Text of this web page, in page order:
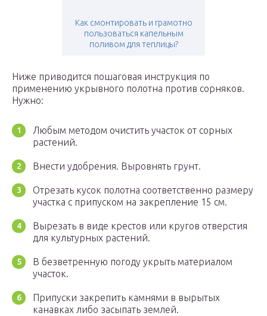
Как смонтировать и грамотно
пользоваться капельным
поливом для теплицы?
Ниже приводится пошаговая инструкция по
применению укрывного полотна против сорняков.
Нужно:
Любым методом очистить участок от сорных
растений.
Внести удобрения. Выровнять грунт.
Отрезать кусок полотна соответственно размеру
участка с припуском на закрепление 15 см.
Вырезать в виде крестов или кругов отверстия
для культурных растений.
В безветренную погоду укрыть материалом
участок.
Припуски закрепить камнями в вырытых
канавках либо засыпать землей.